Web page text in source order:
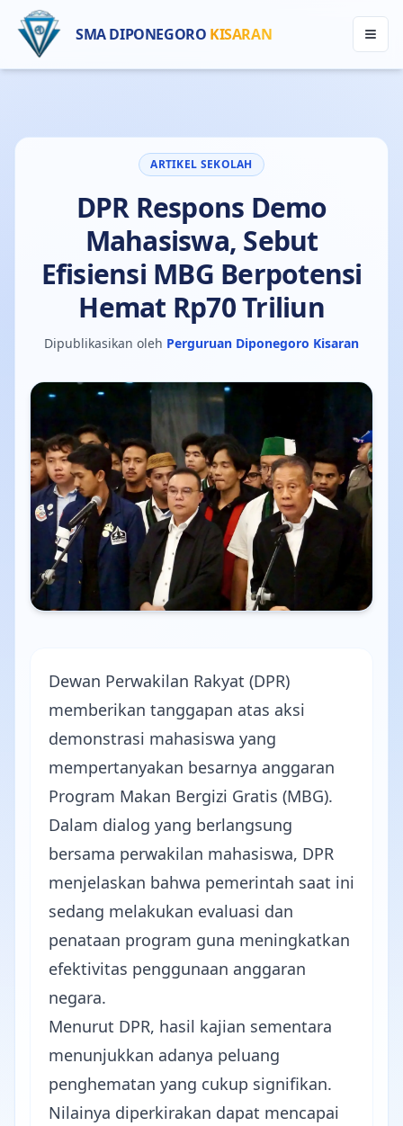
SMA DIPONEGORO KISARAN
ARTIKEL SEKOLAH
DPR Respons Demo
Mahasiswa, Sebut
Efisiensi MBG Berpotensi
Hemat Rp70 Triliun
Dipublikasikan oleh Perguruan Diponegoro Kisaran
Dewan Perwakilan Rakyat (DPR)
memberikan tanggapan atas aksi
demonstrasi mahasiswa yang
mempertanyakan besarnya anggaran
Program Makan Bergizi Gratis (MBG).
Dalam dialog yang berlangsung
bersama perwakilan mahasiswa, DPR
menjelaskan bahwa pemerintah saat ini
sedang melakukan evaluasi dan
penataan program guna meningkatkan
efektivitas penggunaan anggaran
negara.
Menurut DPR, hasil kajian sementara
menunjukkan adanya peluang
penghematan yang cukup signifikan.
Nilainya diperkirakan dapat mencapai